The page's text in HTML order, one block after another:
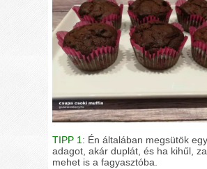
TIPP 1 : Én általában megsütök
adagot, akár duplát, és ha kihűl,
mehet is a fagyasztóba.